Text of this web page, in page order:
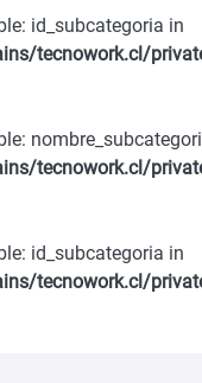
Emprende 2026
abre postulaciones
en el cuidado de niñas
de 20 años de
de género en San Carlos
a postular al
id_subcategoria in
tecnowork.cl/
tecnowork.cl/
id_subcategoria in
tecnowork.cl/